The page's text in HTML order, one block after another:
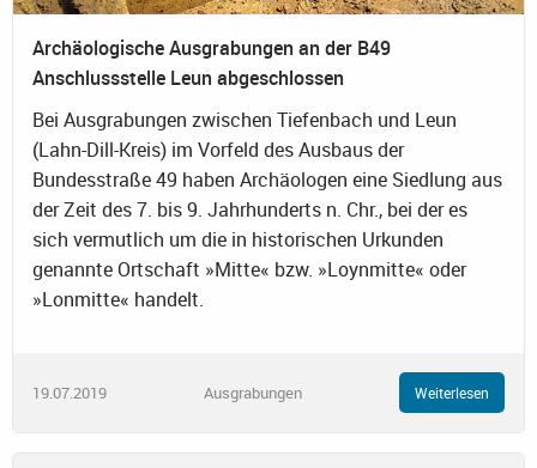
Archäologische Ausgrabungen an der B49
Anschlussstelle Leun abgeschlossen
Bei Ausgrabungen zwischen Tiefenbach und Leun
(Lahn-Dill-Kreis) im Vorfeld des Ausbaus der
Bundesstraße 49 haben Archäologen eine Siedlung aus
der Zeit des 7. bis 9. Jahrhunderts n. Chr., bei der es
sich vermutlich um die in historischen Urkunden
genannte Ortschaft »Mitte« bzw. »Loynmitte« oder
»Lonmitte« handelt.
19.07.2019 Ausgrabungen Weiterlesen